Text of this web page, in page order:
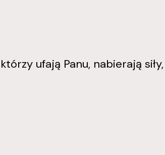
ufają Panu, nabierają